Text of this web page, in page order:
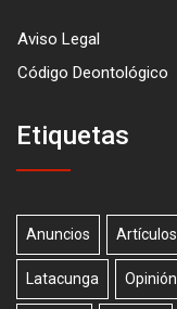
Aviso Legal
Código Deontológico
Etiquetas
Anuncios Artículos
Latacunga Opinión